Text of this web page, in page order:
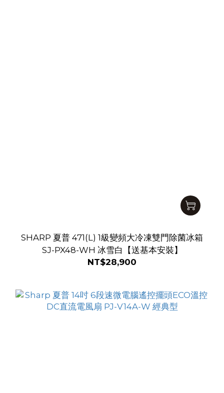
SHARP 夏普 471(L) 1級變頻大冷凍雙門除菌冰箱
SJ-PX48-WH 冰雪白【送基本安裝】
NT$28,900